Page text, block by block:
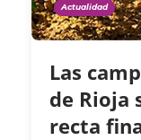
Actualidad
Las
de Rioja
recta